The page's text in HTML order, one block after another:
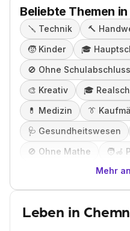
Beliebte Themen
🪛 Technik 🔨
🧒 Kinder 🎓️
🚫 Ohne Schulabschluss
🎨 Kreativ 🎓️
💊 Medizin 👔
🩺 Gesundheitswesen
🚫 Ohne Mathe 🧑‍🦽
Mehr
Leben in